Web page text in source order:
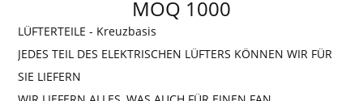
MOQ 1000
LÜFTERTEILE - Kreuzbasis
JEDES TEIL DES ELEKTRISCHEN LÜFTERS KÖNNEN WIR FÜR
SIE LIEFERN